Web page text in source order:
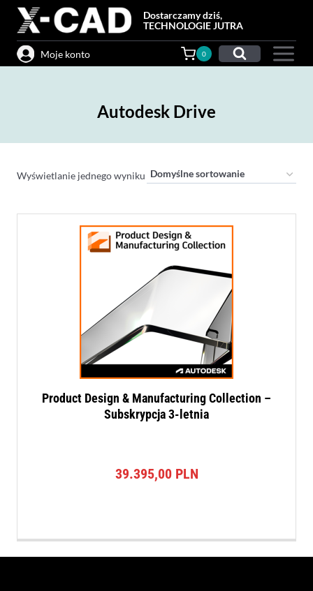
Przejdź
treści
Dostarczamy dziś,
TECHNOLOGIE JUTRA
Moje konto 0
Autodesk Drive
Wyświetlanie jednego wyniku
Product Design & Manufacturing Collection –
Subskrypcja 3-letnia
39.395,00 PLN